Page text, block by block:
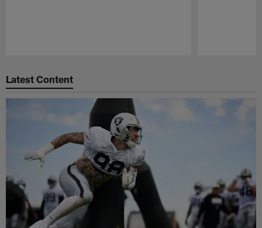
Latest Content